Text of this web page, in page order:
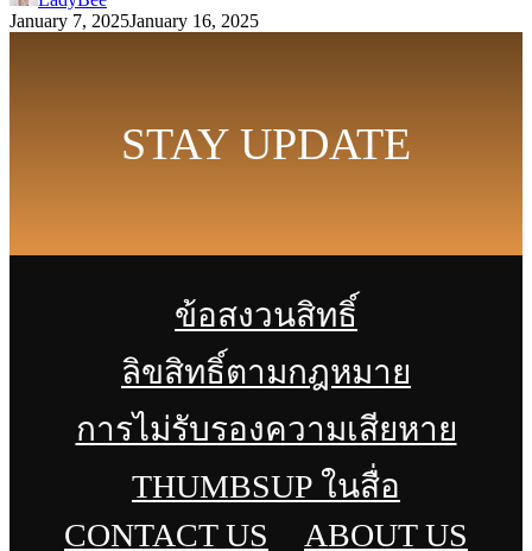
January 7, 2025January 16, 2025
STAY UPDATE
ข้อสงวนสิทธิ์
ลิขสิทธิ์ตามกฎหมาย
การไม่รับรองความเสียหาย
THUMBSUP ในสื่อ
CONTACT US
ABOUT US